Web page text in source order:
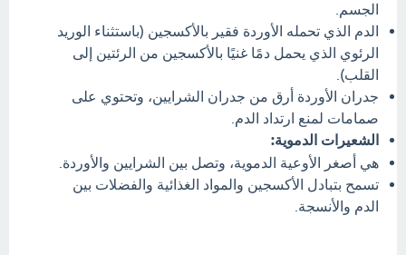
الجسم.
الدم الذي تحمله الأوردة فقير بالأكسجين (باستثناء الوريد
الرئوي الذي يحمل دمًا غنيًا بالأكسجين من الرئتين إلى
القلب).
جدران الأوردة أرق من جدران الشرايين، وتحتوي على
صمامات لمنع ارتداد الدم.
الشعيرات الدموية:
هي أصغر الأوعية الدموية، وتصل بين الشرايين والأوردة.
تسمح بتبادل الأكسجين والمواد الغذائية والفضلات بين
الدم والأنسجة.